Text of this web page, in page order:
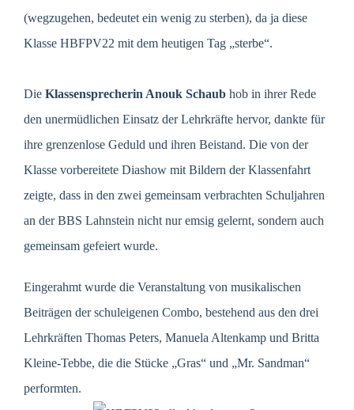
(wegzugehen, bedeutet ein wenig zu sterben), da ja diese
Klasse HBFPV22 mit dem heutigen Tag „sterbe“.
Die Klassensprecherin Anouk Schaub hob in ihrer Rede
den unermüdlichen Einsatz der Lehrkräfte hervor, dankte für
ihre grenzenlose Geduld und ihren Beistand. Die von der
Klasse vorbereitete Diashow mit Bildern der Klassenfahrt
zeigte, dass in den zwei gemeinsam verbrachten Schuljahren
an der BBS Lahnstein nicht nur emsig gelernt, sondern auch
gemeinsam gefeiert wurde.
Eingerahmt wurde die Veranstaltung von musikalischen
Beiträgen der schuleigenen Combo, bestehend aus den drei
Lehrkräften Thomas Peters, Manuela Altenkamp und Britta
Kleine-Tebbe, die die Stücke „Gras“ und „Mr. Sandman“
performten.